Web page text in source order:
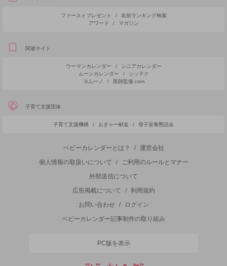
ファーストプレゼント /
名前ランキング検索
アワード
/ マガジン
関連サイト
ウーマンカレンダー /
シニアカレンダー
ムーンカレンダー
/
シッテク
ヨムーノ
/ 医師監修.com
子育て支援団体
子育て支援機構 / おぎゃー献金 / 母子栄養懇話会
ベビーカレンダーとは？ /
運営会社
個人情報の取扱いについて
/
ご利用のルールとマナー
外部送信について
広告掲載について
/
利用規約
お問い合わせ
/
ログイン
ベビーカレンダー記事制作の取り組み
PC版を表示